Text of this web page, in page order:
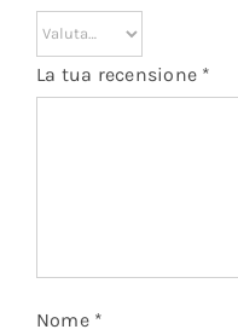
La tua recensione *
Nome *